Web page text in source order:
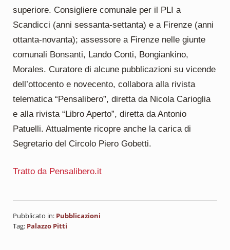
superiore. Consigliere comunale per il PLI a
Scandicci (anni sessanta-settanta) e a Firenze (anni
ottanta-novanta); assessore a Firenze nelle giunte
comunali Bonsanti, Lando Conti, Bongiankino,
Morales. Curatore di alcune pubblicazioni su vicende
dell’ottocento e novecento, collabora alla rivista
telematica “Pensalibero”, diretta da Nicola Carioglia
e alla rivista “Libro Aperto”, diretta da Antonio
Patuelli. Attualmente ricopre anche la carica di
Segretario del Circolo Piero Gobetti.
Tratto da Pensalibero.it
Pubblicato in: Pubblicazioni
Tag: Palazzo Pitti